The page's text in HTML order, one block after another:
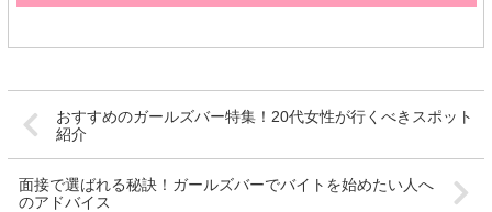
おすすめのガールズバー特集！20代女性が行くべきスポット
紹介
面接で選ばれる秘訣！ガールズバーでバイトを始めたい人へ
のアドバイス